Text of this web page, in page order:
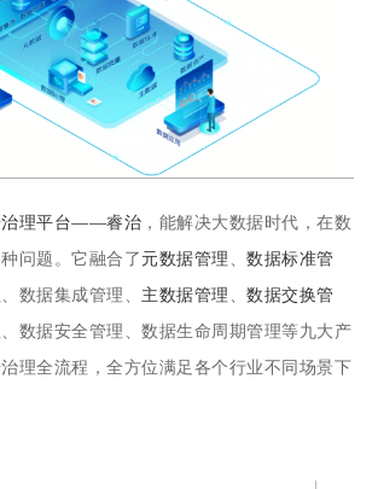
理平台——睿治 ，能解决大数据时代，在数
问题。它融合了元数据管理 、数据标准管
、数据集成管理、 主数据管理 、数据交换管
、数据安全管理、数据生命周期管理等九大产
理全流程，全方位满足各个行业不同场景下